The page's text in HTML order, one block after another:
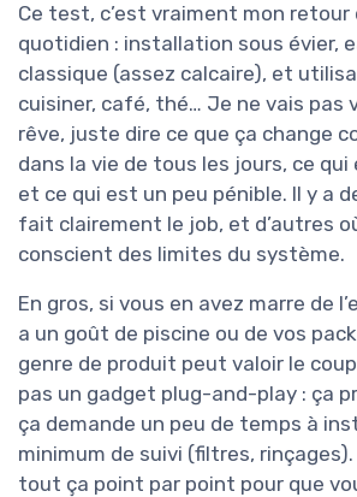
Ce test, c’est vraiment mon retour
quotidien : installation sous évier,
classique (assez calcaire), et
cuisiner, café, thé… Je ne vais pas
rêve, juste dire ce que ça change
dans la vie de tous les jours, ce qui
et ce qui est un peu pénible. Il y a
fait clairement le job, et d’autres
conscient des limites du système.
En gros, si vous en avez marre de
a un goût de piscine ou de vos
genre de produit peut valoir le
pas un gadget plug-and-play : ça
ça demande un peu de temps à
minimum de suivi (filtres,
tout ça point par point pour que